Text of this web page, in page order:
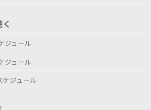
ジュール
ジュール
ケジュール